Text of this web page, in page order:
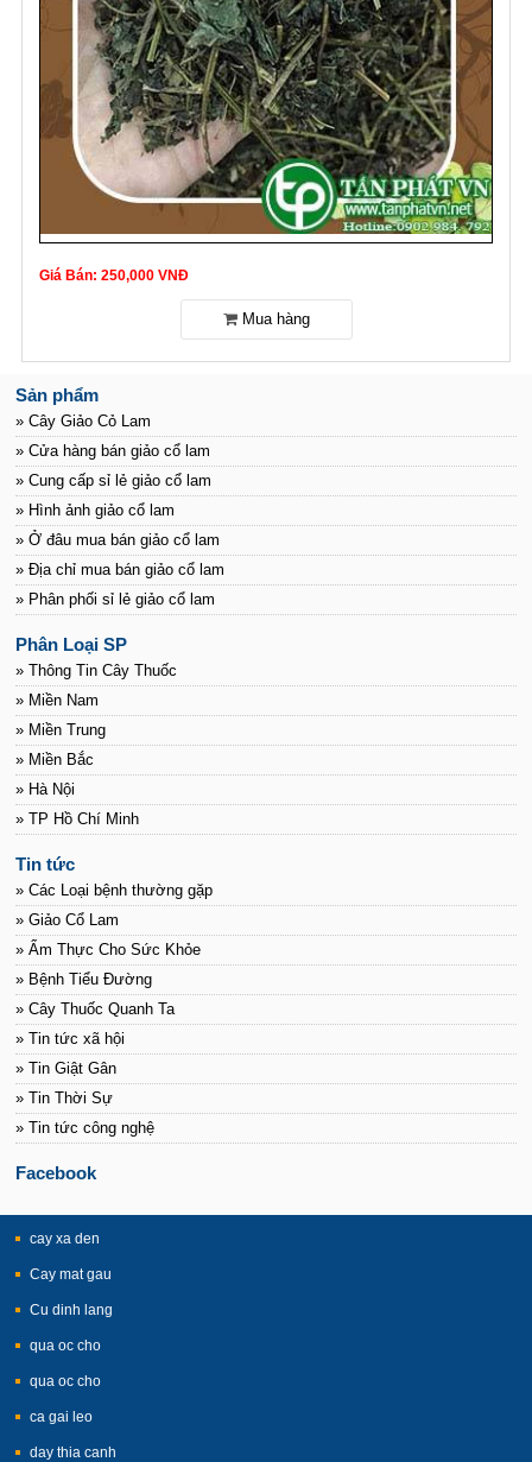
Giá Bán: 250,000 VNĐ
Sản phẩm
» Cây Giảo Cỏ Lam
» Cửa hàng bán giảo cổ lam
» Cung cấp sỉ lẻ giảo cổ lam
» Hình ảnh giảo cổ lam
» Ở đâu mua bán giảo cổ lam
» Địa chỉ mua bán giảo cổ lam
» Phân phối sỉ lẻ giảo cổ lam
Phân Loại SP
» Thông Tin Cây Thuốc
» Miền Nam
» Miền Trung
» Miền Bắc
» Hà Nội
» TP Hồ Chí Minh
Tin tức
» Các Loại bệnh thường gặp
» Giảo Cổ Lam
» Ẩm Thực Cho Sức Khỏe
» Bệnh Tiểu Đường
» Cây Thuốc Quanh Ta
» Tin tức xã hội
» Tin Giật Gân
» Tin Thời Sự
» Tin tức công nghệ
Facebook
cay xa den
Cay mat gau
Cu dinh lang
qua oc cho
qua oc cho
ca gai leo
day thia canh